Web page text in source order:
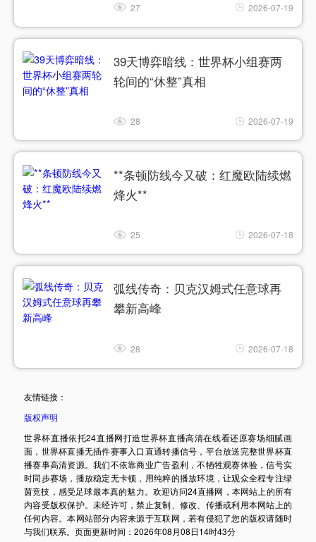
27 2026-07-19
39天博弈暗线：世界杯小组赛两
轮间的“休整”真相
28 2026-07-19
**条顿防线今又破：红魔欧陆续燃
烽火**
25 2026-07-18
弧线传奇：贝克汉姆式任意球再
攀新高峰
28 2026-07-18
友情链接：
版权声明
世界杯直播依托24直播网打造世界杯直播高清在线看还原赛场细腻画
面，世界杯直播无插件赛事入口直通转播信号，平台放送完整世界杯直
播赛事高清资源。我们不依靠商业广告盈利，不牺牲观赛体验，信号实
时同步赛场，播放稳定无卡顿，用纯粹的播放环境，让观众全程专注绿
茵竞技，感受足球最本真的魅力。欢迎访问24直播网，本网站上的所有
内容受版权保护。未经许可，禁止复制、修改、传播或利用本网站上的
任何内容。本网站部分内容来源于互联网，若有侵犯了您的版权请随时
与我们联系。页面更新时间：2026年08月08日14时43分